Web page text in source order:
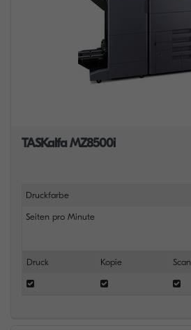
TASKalfa MZ8500i
Druckfarbe
Seiten pro Minute
Druck Kopie Scan